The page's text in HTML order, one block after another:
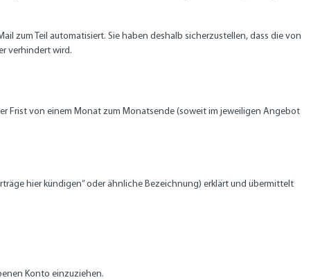
zum Teil automatisiert. Sie haben deshalb sicherzustellen, dass die von
verhindert wird.
Frist von einem Monat zum Monatsende (soweit im jeweiligen Angebot
hier kündigen” oder ähnliche Bezeichnung) erklärt und übermittelt
Konto einzuziehen.